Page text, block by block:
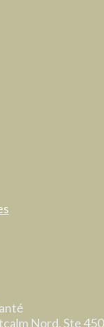
Nord, Ste 450